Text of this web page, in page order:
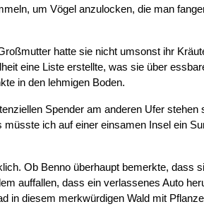
um Vögel anzulocken, die man
hatte sie nicht umsonst ihr
eine Liste erstellte, was sie über
in den lehmigen Boden.
Spender am anderen Ufer
ich auf einer einsamen Insel ein
Ob Benno überhaupt bemerkte, dass
auffallen, dass ein verlassenes Auto
in diesem merkwürdigen Wald mit